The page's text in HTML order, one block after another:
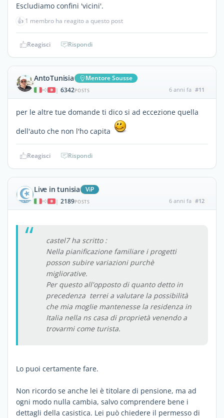
Escludiamo confini 'vicini'.
👍 1 membro ha reagito a questo post
Reagisci Rispondi
AntoTunisia Mentore Sousse
| 6342POSTS 6 anni fa #11
per le altre tue domande ti dico si ad eccezione quella
dell'auto che non l'ho capita
Reagisci Rispondi
Live in tunisia ViP
| 2189POSTS 6 anni fa #12
castel7 ha scritto :
Nella pianificazione familiare i progetti
posson subire variazioni purchè
migliorative.
Per questo all'opposto di quanto detto in
precedenza terrei a valutare la possibilità
che mia moglie mantenesse la residenza in
Italia nella ns casa di proprietà venendo a
trovarmi come turista.
Lo puoi certamente fare.
Non ricordo se anche lei è titolare di pensione, ma ad
ogni modo nulla cambia, salvo comprendere bene i
dettagli della casistica. Lei può chiedere il permesso di